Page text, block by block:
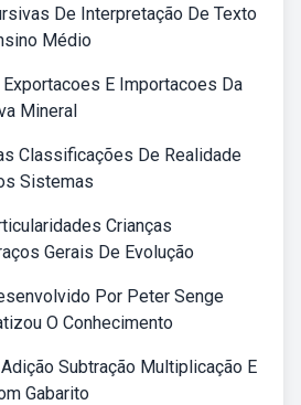
De Interpretação De Texto
Médio
E Importacoes Da
Mineral
Classificações De Realidade
Sistemas
Crianças
Gerais De Evolução
Por Peter Senge
O Conhecimento
Subtração Multiplicação E
Gabarito